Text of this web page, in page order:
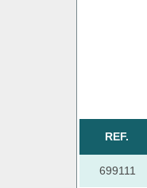
REF.
699111